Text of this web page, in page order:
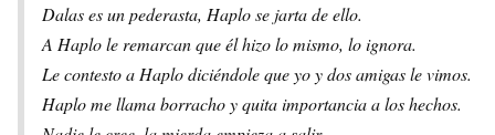
Dalas es un pederasta, Haplo se jarta de ello.
A Haplo le remarcan que él hizo lo mismo, lo ignora.
Le contesto a Haplo diciéndole que yo y dos amigas le vimos.
Haplo me llama borracho y quita importancia a los hechos.